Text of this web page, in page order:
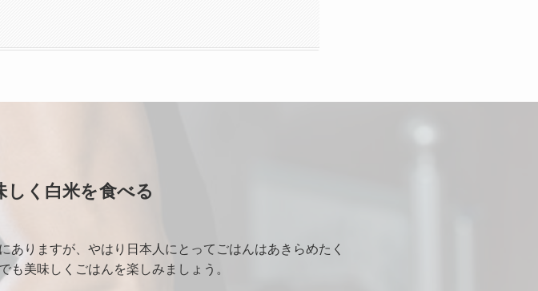
しく白米を食べる
りますが、やはり日本人にとってごはんはあきらめたく
美味しくごはんを楽しみましょう。